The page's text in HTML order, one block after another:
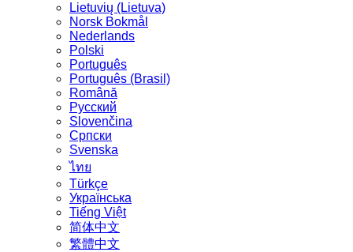
Lietuvių (Lietuva)
‪Norsk Bokmål‬
Nederlands
Polski
Português
Português (Brasil)
Română
Русский
Slovenčina
Српски
Svenska
ไทย
Türkçe
Українська
Tiếng Việt
简体中文
繁體中文